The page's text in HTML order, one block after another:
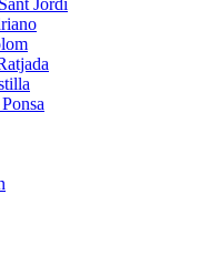
Jordi